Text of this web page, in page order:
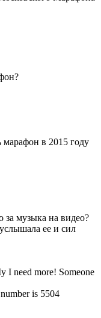
в 2015 году
за музыка на видео?
ее и сил
I need more! Someone
is 5504